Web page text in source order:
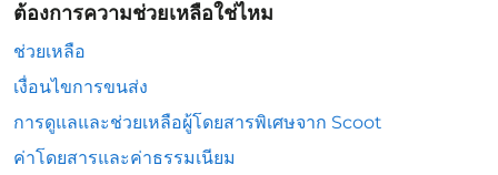
ต้องการความช่วยเหลือใช่ไหม
ช่วยเหลือ
เงื่อนไขการขนส่ง
การดูแลและช่วยเหลือผู้โดยสารพิเศษจาก Scoot
ค่าโดยสารและค่าธรรมเนียม